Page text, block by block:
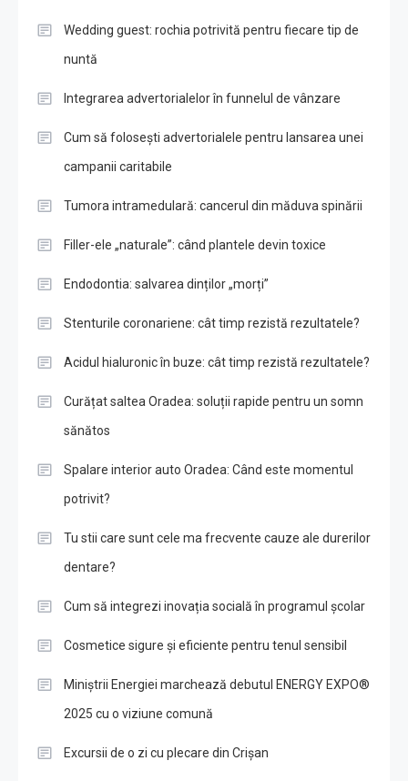
Wedding guest: rochia potrivită pentru fiecare tip de
nuntă
Integrarea advertorialelor în funnelul de vânzare
Cum să folosești advertorialele pentru lansarea unei
campanii caritabile
Tumora intramedulară: cancerul din măduva spinării
Filler-ele „naturale”: când plantele devin toxice
Endodontia: salvarea dinților „morți”
Stenturile coronariene: cât timp rezistă rezultatele?
Acidul hialuronic în buze: cât timp rezistă rezultatele?
Curățat saltea Oradea: soluții rapide pentru un somn
sănătos
Spalare interior auto Oradea: Când este momentul
potrivit?
Tu stii care sunt cele ma frecvente cauze ale durerilor
dentare?
Cum să integrezi inovația socială în programul școlar
Cosmetice sigure și eficiente pentru tenul sensibil
Miniștrii Energiei marchează debutul ENERGY EXPO®
2025 cu o viziune comună
Excursii de o zi cu plecare din Crișan